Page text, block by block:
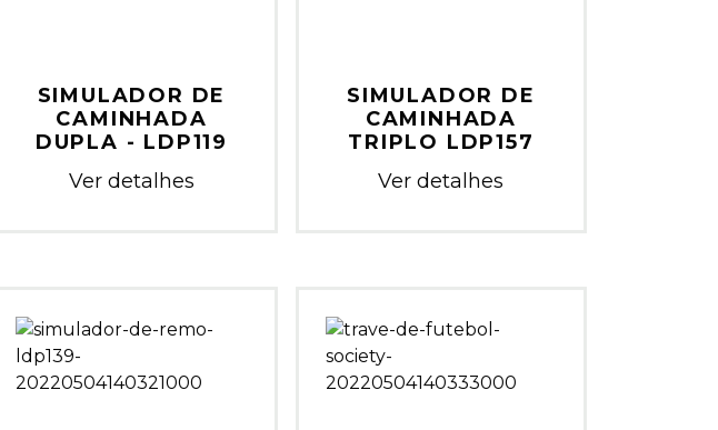
SIMULADOR DE
CAMINHADA
DUPLA - LDP119
Ver detalhes
SIMULADOR DE
CAMINHADA
TRIPLO LDP157
Ver detalhes